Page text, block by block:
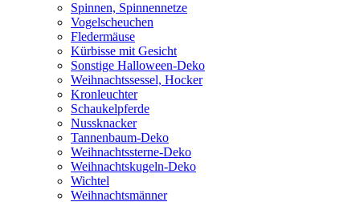
Spinnen, Spinnennetze
Vogelscheuchen
Fledermäuse
Kürbisse mit Gesicht
Sonstige Halloween-Deko
Weihnachtssessel, Hocker
Kronleuchter
Schaukelpferde
Nussknacker
Tannenbaum-Deko
Weihnachtssterne-Deko
Weihnachtskugeln-Deko
Wichtel
Weihnachtsmänner